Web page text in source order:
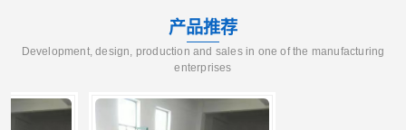
产品推荐
Development, design, production and sales in one of the manufacturing
enterprises